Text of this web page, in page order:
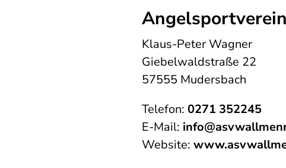
Klaus-Peter Wagner
Giebelwaldstraße 22
57555 Mudersbach
Telefon: 0271 352245
E-Mail:
Website: